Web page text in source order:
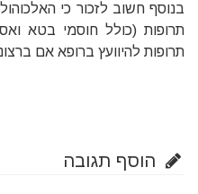
בנוסף חשוב לזכור כי
תרופות (כולל חוסמי בטא
תרופות להיוועץ ברופא אם
הוסף תגובה